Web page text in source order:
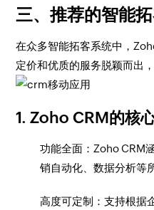
三、推荐的智能
在众多智能拓客系统中，
定价和优质的服务脱颖而出
1. Zoho CRM的核
功能全面：Zoho CRM
销自动化、数据分析等
高度可定制：支持根据